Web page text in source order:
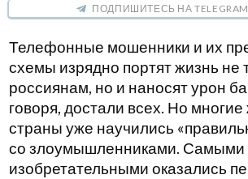
ПОДПИШИТЕСЬ НА
Телефонные мошенники и их
схемы изрядно портят жизнь не
россиянам, но и наносят урон
говоря, достали всех. Но
страны уже научились
со злоумышленниками. Самыми
изобретательными оказались